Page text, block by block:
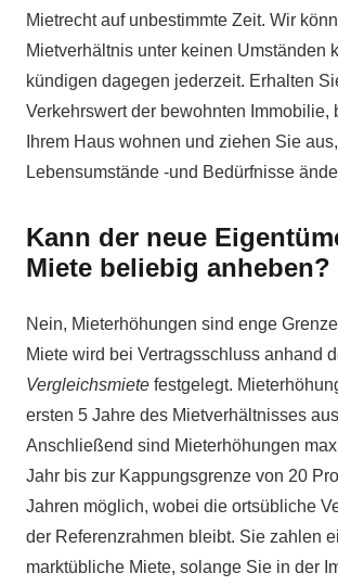
Mietrecht auf unbestimmte Zeit. Wir
Mietverhältnis unter keinen Umständen
kündigen dagegen jederzeit. Erhalten
Verkehrswert der bewohnten Immobilie,
Ihrem Haus wohnen und ziehen Sie
Lebensumstände -und Bedürfnisse
Kann der neue
Miete beliebig anheben?
Nein, Mieterhöhungen sind enge
Miete wird bei Vertragsschluss anhand
Vergleichsmiete festgelegt.
ersten 5 Jahre des Mietverhältnisses
Anschließend sind Mieterhöhungen
Jahr bis zur Kappungsgrenze von 20
Jahren möglich, wobei die ortsübliche
der Referenzrahmen bleibt. Sie zahlen
marktübliche Miete, solange Sie in der